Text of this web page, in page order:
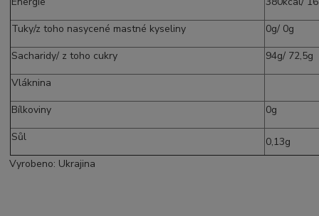
Tuky/z toho nasycené mastné kyseliny
0g/ 0g
Sacharidy/ z toho cukry
94g/ 72,5g
Vláknina
Bílkoviny
0g
Sůl
0,13g
Vyrobeno: Ukrajina